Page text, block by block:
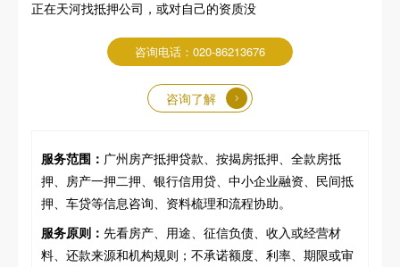
正在天河找抵押公司，或对自己的资质没
咨询电话：020-86213676
咨询了解
服务范围： 广州房产抵押贷款、按揭房抵押、全款房抵
押、房产一押二押、银行信用贷、中小企业融资、民间抵
押、车贷等信息咨询、资料梳理和流程协助。
服务原则： 先看房产、用途、征信负债、收入或经营材
料、还款来源和机构规则；不承诺额度、利率、期限或审